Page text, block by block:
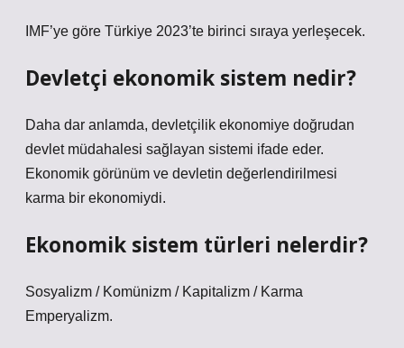
IMF’ye göre Türkiye 2023’te birinci sıraya yerleşecek.
Devletçi ekonomik sistem nedir?
Daha dar anlamda, devletçilik ekonomiye doğrudan
devlet müdahalesi sağlayan sistemi ifade eder.
Ekonomik görünüm ve devletin değerlendirilmesi
karma bir ekonomiydi.
Ekonomik sistem türleri nelerdir?
Sosyalizm / Komünizm / Kapitalizm / Karma
Emperyalizm.